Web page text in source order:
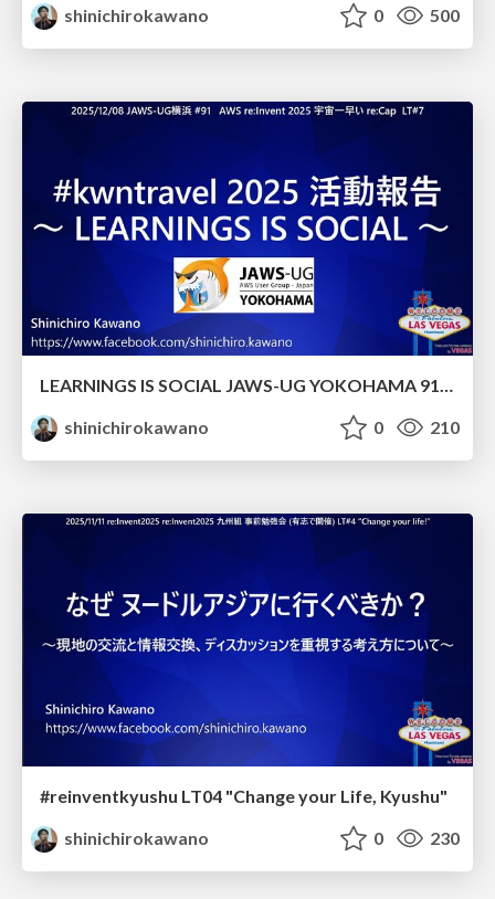
shinichirokawano
0 500
shinichirokawano
0 210
#reinventkyushu LT04 "Change your Life, Kyushu"
shinichirokawano
0 230